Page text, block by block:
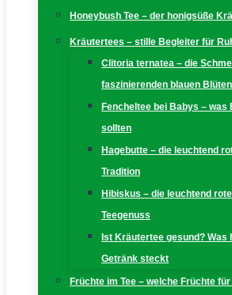
Honeybush Tee – der honigsüße
Kräutertees – stille Begleiter für
Clitoria ternatea – die
faszinierenden blauen Blüten
Fencheltee bei Babys – was
sollten
Hagebutte – die leuchtend
Tradition
Hibiskus – die leuchtend
Teegenuss
Ist Kräutertee gesund? Was
Getränk steckt
Früchte im Tee – welche Früchte